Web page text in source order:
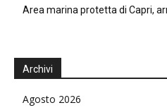
Area marina protetta di Capri,
Archivi
Agosto 2026